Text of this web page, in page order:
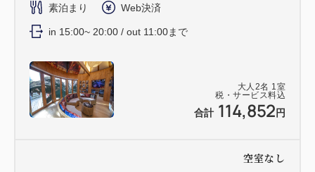
大人 2名 1 室
税・サービス料込
合計 114,852 円
素泊まり Web決済
in 15:00~ 20:00 / out 11:00まで
空室なし